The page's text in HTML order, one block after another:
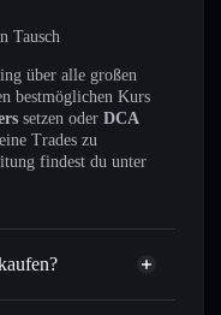
Tausch
über alle großen
bestmöglichen Kurs
setzen oder DCA
Trades zu
findest du unter
nicht